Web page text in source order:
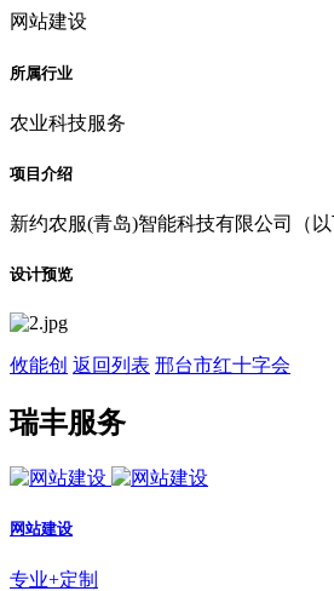
网站建设
所属行业
农业科技服务
项目介绍
新约农服(青岛)智能科技有限公司（
设计预览
攸能创 返回列表 邢台市红十字会
瑞丰服务
网站建设
专业+定制